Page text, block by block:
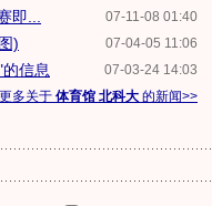
07-11-08 01:40
即...
07-04-05 11:06
)
07-03-24 14:03
信息
更多关于 体育馆 北科大 的新闻>>